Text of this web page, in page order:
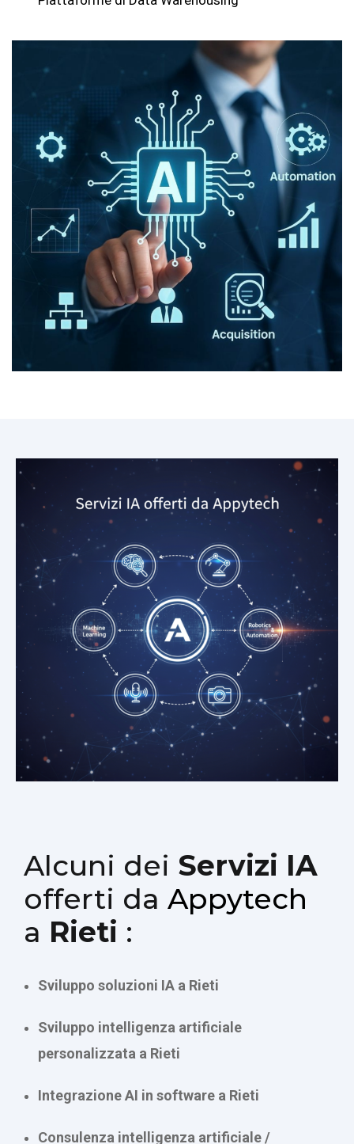
Alcuni dei Servizi IA
offerti da Appytech
a Rieti :
Sviluppo soluzioni IA a Rieti
Sviluppo intelligenza artificiale
personalizzata a Rieti
Integrazione AI in software a Rieti
Consulenza intelligenza artificiale /